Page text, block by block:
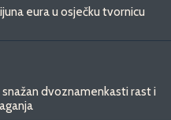
eura u osječku tvornicu
dvoznamenkasti rast i